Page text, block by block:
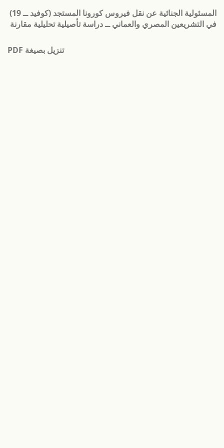
إلى
تفاصيل
المسئولية الجنائية عن نقل فيروس كورونا المستجد (كوفيد ــ 19)
في التشريعين المصري والعماني ــ دراسة تأصيلية تحليلية مقارنة
تنزيل
تنزيل بصيغة PDF